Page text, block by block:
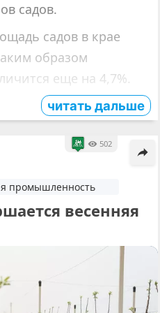
садов.
садов в крае
образом
еще на 4,7%.
читать дальше
502
промышленность
весенняя